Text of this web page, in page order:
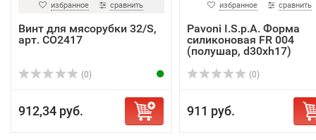
избранное сравнить
Винт для мясорубки 32/S,
арт. CO2417
(0)
912,34 руб.
избранное сравнить
Pavoni I.S.p.A. Форма
силиконовая FR 004
(полушар, d30xh17)
(0)
911 руб.